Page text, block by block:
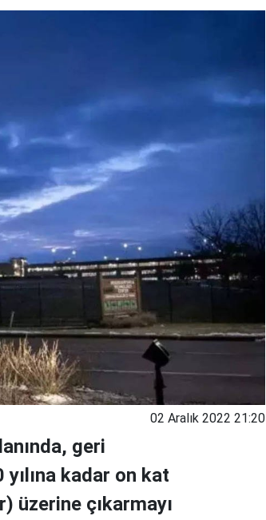
02 Aralık 2022 21:20
geri
kadar on kat
üzerine çıkarmayı